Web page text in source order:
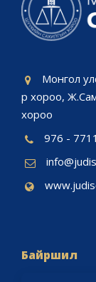
Монгол
р хороо,
хороо
976 -
Байршил